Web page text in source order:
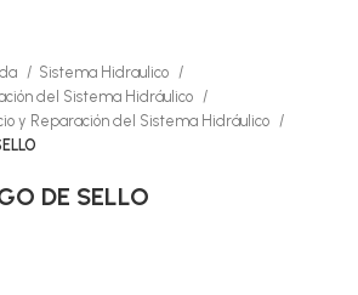
Sistema Hidraulico
del Sistema Hidráulico
y Reparación del Sistema Hidráulico
DE SELLO